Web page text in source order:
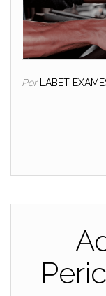
Por LABET